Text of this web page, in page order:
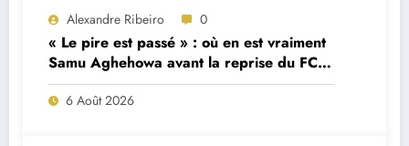
Alexandre Ribeiro 0
« Le pire est passé » : où en est vraiment
Samu Aghehowa avant la reprise du FC
Porto ?
6 Août 2026